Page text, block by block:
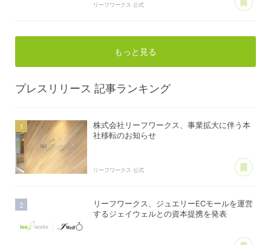
リーフワークス 公式
もっと見る
プレスリリース 記事ランキング
株式会社リーフワークス、事業拡大に伴う本
社移転のお知らせ
リーフワークス 公式
リーフワークス、ジュエリーECモールを運営
するジェイウェルとの資本提携を発表